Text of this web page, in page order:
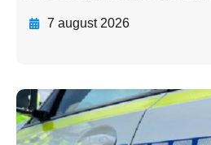
7 august 2026
Adaugă aici